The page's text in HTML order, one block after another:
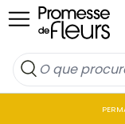
Ir para o Conteúdo